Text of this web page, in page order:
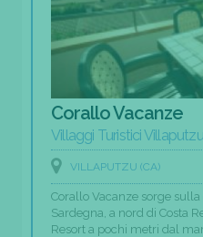
Corallo Vacanze
Villaggi Turistici Villaputzu
VILLAPUTZU (CA)
Corallo Vacanze sorge
Sardegna, a nord di Costa
Resort a pochi metri dal